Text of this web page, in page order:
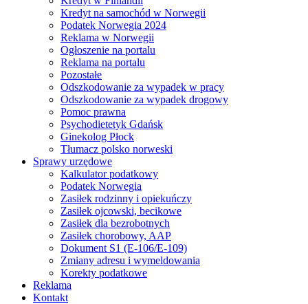
Kredyt na samochód w Norwegii
Podatek Norwegia 2024
Reklama w Norwegii
Ogłoszenie na portalu
Reklama na portalu
Pozostałe
Odszkodowanie za wypadek w pracy
Odszkodowanie za wypadek drogowy
Pomoc prawna
Psychodietetyk Gdańsk
Ginekolog Płock
Tłumacz polsko norweski
Sprawy urzędowe
Kalkulator podatkowy
Podatek Norwegia
Zasiłek rodzinny i opiekuńczy
Zasiłek ojcowski, becikowe
Zasiłek dla bezrobotnych
Zasiłek chorobowy, AAP
Dokument S1 (E-106/E-109)
Zmiany adresu i wymeldowania
Korekty podatkowe
Reklama
Kontakt